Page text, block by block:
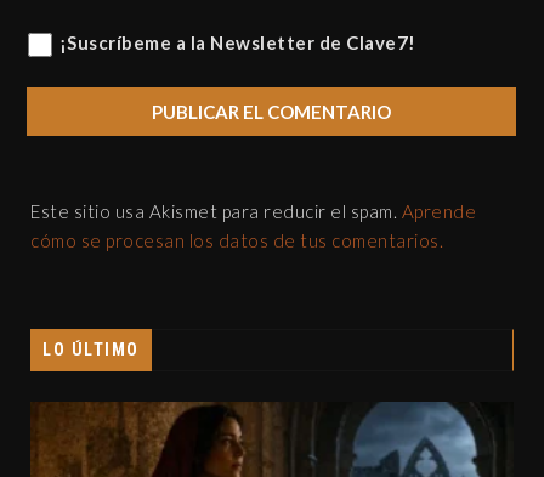
¡Suscríbeme a la Newsletter de Clave7!
Este sitio usa Akismet para reducir el spam. Aprende
cómo se procesan los datos de tus comentarios.
LO ÚLTIMO